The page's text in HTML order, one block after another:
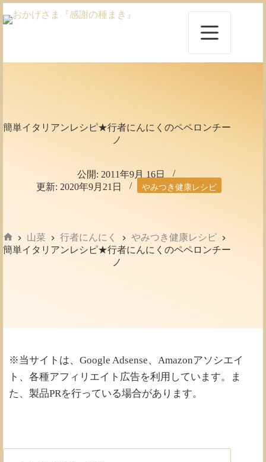
ン
簡単イタリアンレシピ★行者にんにくのペペロンチー
ノ
公開: 2011年9月 16日
更新: 2020年9月21日 やみつき健康レシピ
ホ
山菜 行者にんにく
やみつき健康レシピ
簡単イタリアンレシピ★行者にんにくのペペロンチー
ノ
※当サイトは、Google Adsense、Amazonアソシエイ
ト、各種アフィリエイト広告を利用しています。ま
た、製品PRを行っている場合があります。